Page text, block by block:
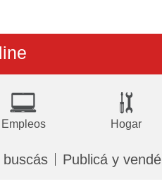
Empleos Hogar
Publicá y vendé